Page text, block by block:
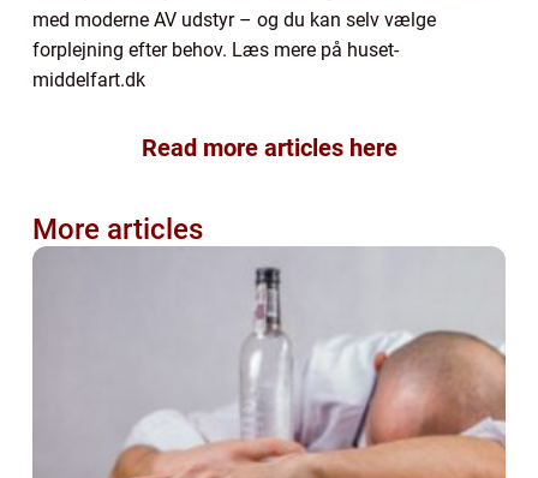
med moderne AV udstyr – og du kan selv vælge
forplejning efter behov. Læs mere på huset-
middelfart.dk
Read more articles here
More articles